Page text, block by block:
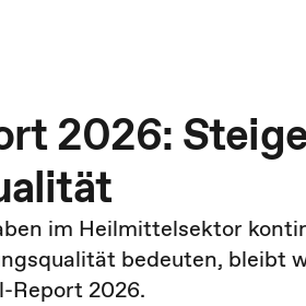
2026:
im Heilmittelsektor
bedeuten, bleibt
Report 2026.